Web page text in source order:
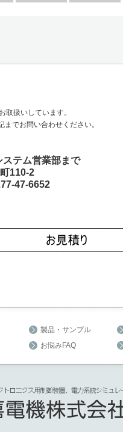
取扱いしています。
でお問い合わせください。
テム営業部まで
110-2
47-6652
製品・サンプル
お悩みFAQ